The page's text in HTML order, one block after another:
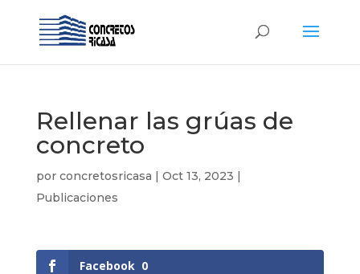
Rellenar las grúas de
concreto
por concretosricasa | Oct 13, 2023 |
Publicaciones
Facebook 0